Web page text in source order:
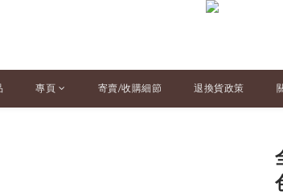
專頁 寄賣/收購細節 退換貨政策